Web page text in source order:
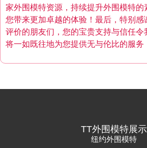
家外围模特资源，持续提升外围模特的
您带来更加卓越的体验！最后，特别感
评价的朋友们，您的宝贵支持与信任令
将一如既往地为您提供无与伦比的服务
TT外围模特展示
纽约外围模特